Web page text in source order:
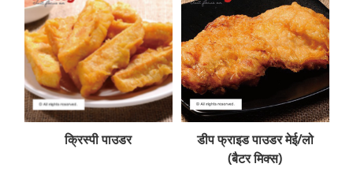
क्रिस्पी पाउडर
डीप फ्राइड पाउडर मेई/लो
(बैटर मिक्स)